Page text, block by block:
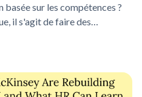
sur les compétences ?
il s'agit de faire des
de votre stratégie de
de l'agilité